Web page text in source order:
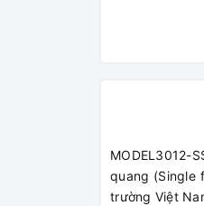
MODEL3012-
quang (Single
trường Việt